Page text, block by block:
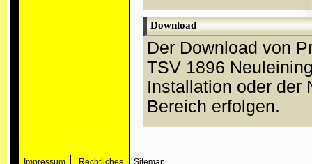
Download
Der Download von
TSV 1896
Installation oder der
Bereich erfolgen.
Impressum Rechtliches Sitemap